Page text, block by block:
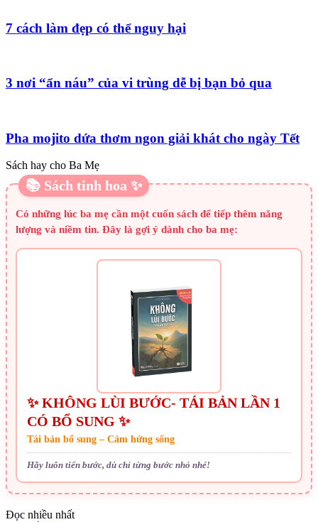
7 cách làm đẹp có thể nguy hại
3 nơi “ẩn náu” của vi trùng dễ bị bạn bỏ qua
Pha mojito dứa thơm ngon giải khát cho ngày Tết
Sách hay cho Ba Mẹ
📚 Sách tinh hoa ✨
Có những lúc ba mẹ cần một cuốn sách để tiếp thêm năng
lượng và niềm tin. Đây là gợi ý dành cho ba mẹ:
✨ KHÔNG LÙI BƯỚC- TÁI BẢN LẦN 1
CÓ BỔ SUNG ✨
Tái bản bổ sung – Cảm hứng sống
Hãy luôn tiến bước, dù chỉ từng bước nhỏ nhé!
Đọc nhiều nhất